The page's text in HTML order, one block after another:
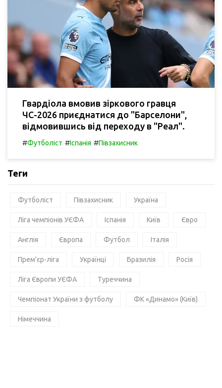
Гвардіола вмовив зіркового гравця
ЧС-2026 приєднатися до "Барселони",
відмовившись від переходу в "Реал".
#Футболіст #Іспанія #Півзахисник
Теги
Футболіст Півзахисник Україна
Ліга чемпіонів УЄФА Іспанія Київ Євро
Англія Європа Футбол Італія
Прем'єр-ліга Українці Бразилія Росія
Ліга Європи УЄФА Туреччина
Чемпіонат України з футболу ФК «Динамо» (Київ)
Німеччина